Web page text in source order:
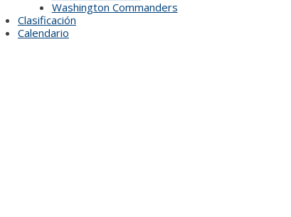
Washington Commanders
Clasificación
Calendario